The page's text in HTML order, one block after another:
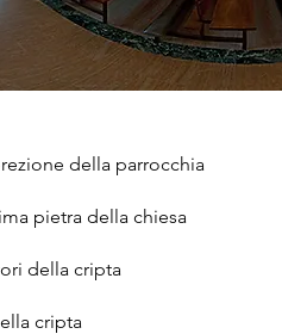
della parrocchia
pietra della chiesa
della cripta
cripta